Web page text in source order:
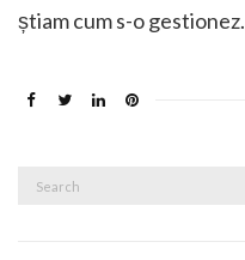
știam cum s-o gestionez.